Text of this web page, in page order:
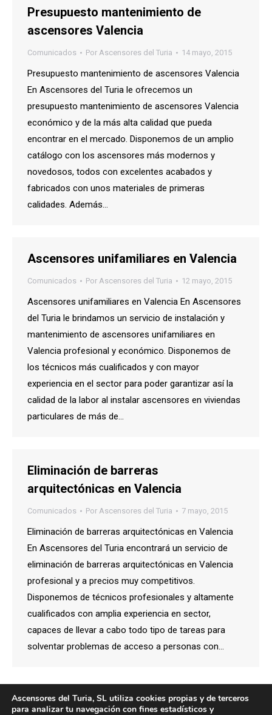
Presupuesto mantenimiento de
ascensores Valencia
Comunicados Por Ascensores del Turia 14 mayo, 2015
Presupuesto mantenimiento de ascensores Valencia
En Ascensores del Turia le ofrecemos un
presupuesto mantenimiento de ascensores Valencia
económico y de la más alta calidad que pueda
encontrar en el mercado. Disponemos de un amplio
catálogo con los ascensores más modernos y
novedosos, todos con excelentes acabados y
fabricados con unos materiales de primeras
calidades. Además…
Ascensores unifamiliares en Valencia
Comunicados Por Ascensores del Turia 12 mayo, 2015
Ascensores unifamiliares en Valencia En Ascensores
del Turia le brindamos un servicio de instalación y
mantenimiento de ascensores unifamiliares en
Valencia profesional y económico. Disponemos de
los técnicos más cualificados y con mayor
experiencia en el sector para poder garantizar así la
calidad de la labor al instalar ascensores en viviendas
particulares de más de…
Eliminación de barreras
arquitectónicas en Valencia
Comunicados Por Ascensores del Turia 7 mayo, 2015
Eliminación de barreras arquitectónicas en Valencia
En Ascensores del Turia encontrará un servicio de
eliminación de barreras arquitectónicas en Valencia
profesional y a precios muy competitivos.
Disponemos de técnicos profesionales y altamente
cualificados con amplia experiencia en sector,
capaces de llevar a cabo todo tipo de tareas para
solventar problemas de acceso a personas con…
1 … 47 48 49 50 51
Ascensores del Turia, SL utiliza cookies propias y de terceros
para analizar tu navegación con fines estadísticos y